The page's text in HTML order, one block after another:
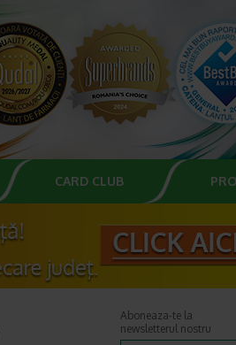
CARD CLUB
Aboneaza-te la
newsletterul nostru